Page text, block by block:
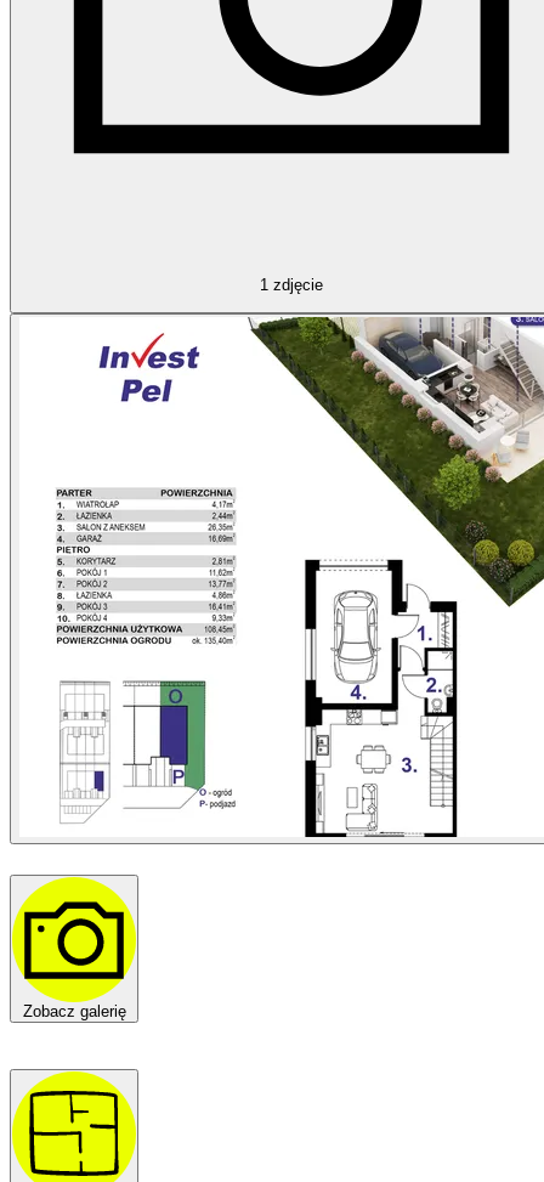
1 zdjęcie
Zobacz galerię